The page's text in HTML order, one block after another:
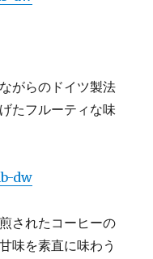
がらのドイツ製法
たフルーティな味
dw
されたコーヒーの
味を素直に味わう